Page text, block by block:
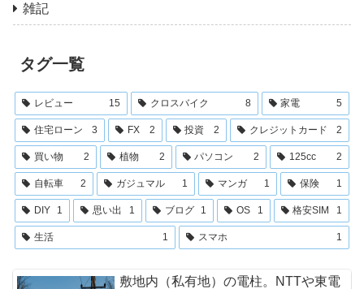
雑記
タグ一覧
レビュー 15 クロスバイク 8 家電 5
住宅ローン 3 FX 2 投資 2 クレジットカード 2
買い物 2 植物 2 パソコン 2 125cc 2
自転車 2 ガジュマル 1 マンガ 1 保険 1
DIY 1 思い出 1 ブログ 1 OS 1 格安SIM 1
生活 1 スマホ 1
敷地内（私有地）の電柱。NTTや東電